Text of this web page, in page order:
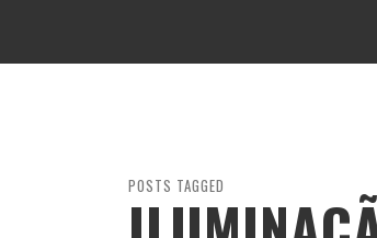
POSTS TAGGED